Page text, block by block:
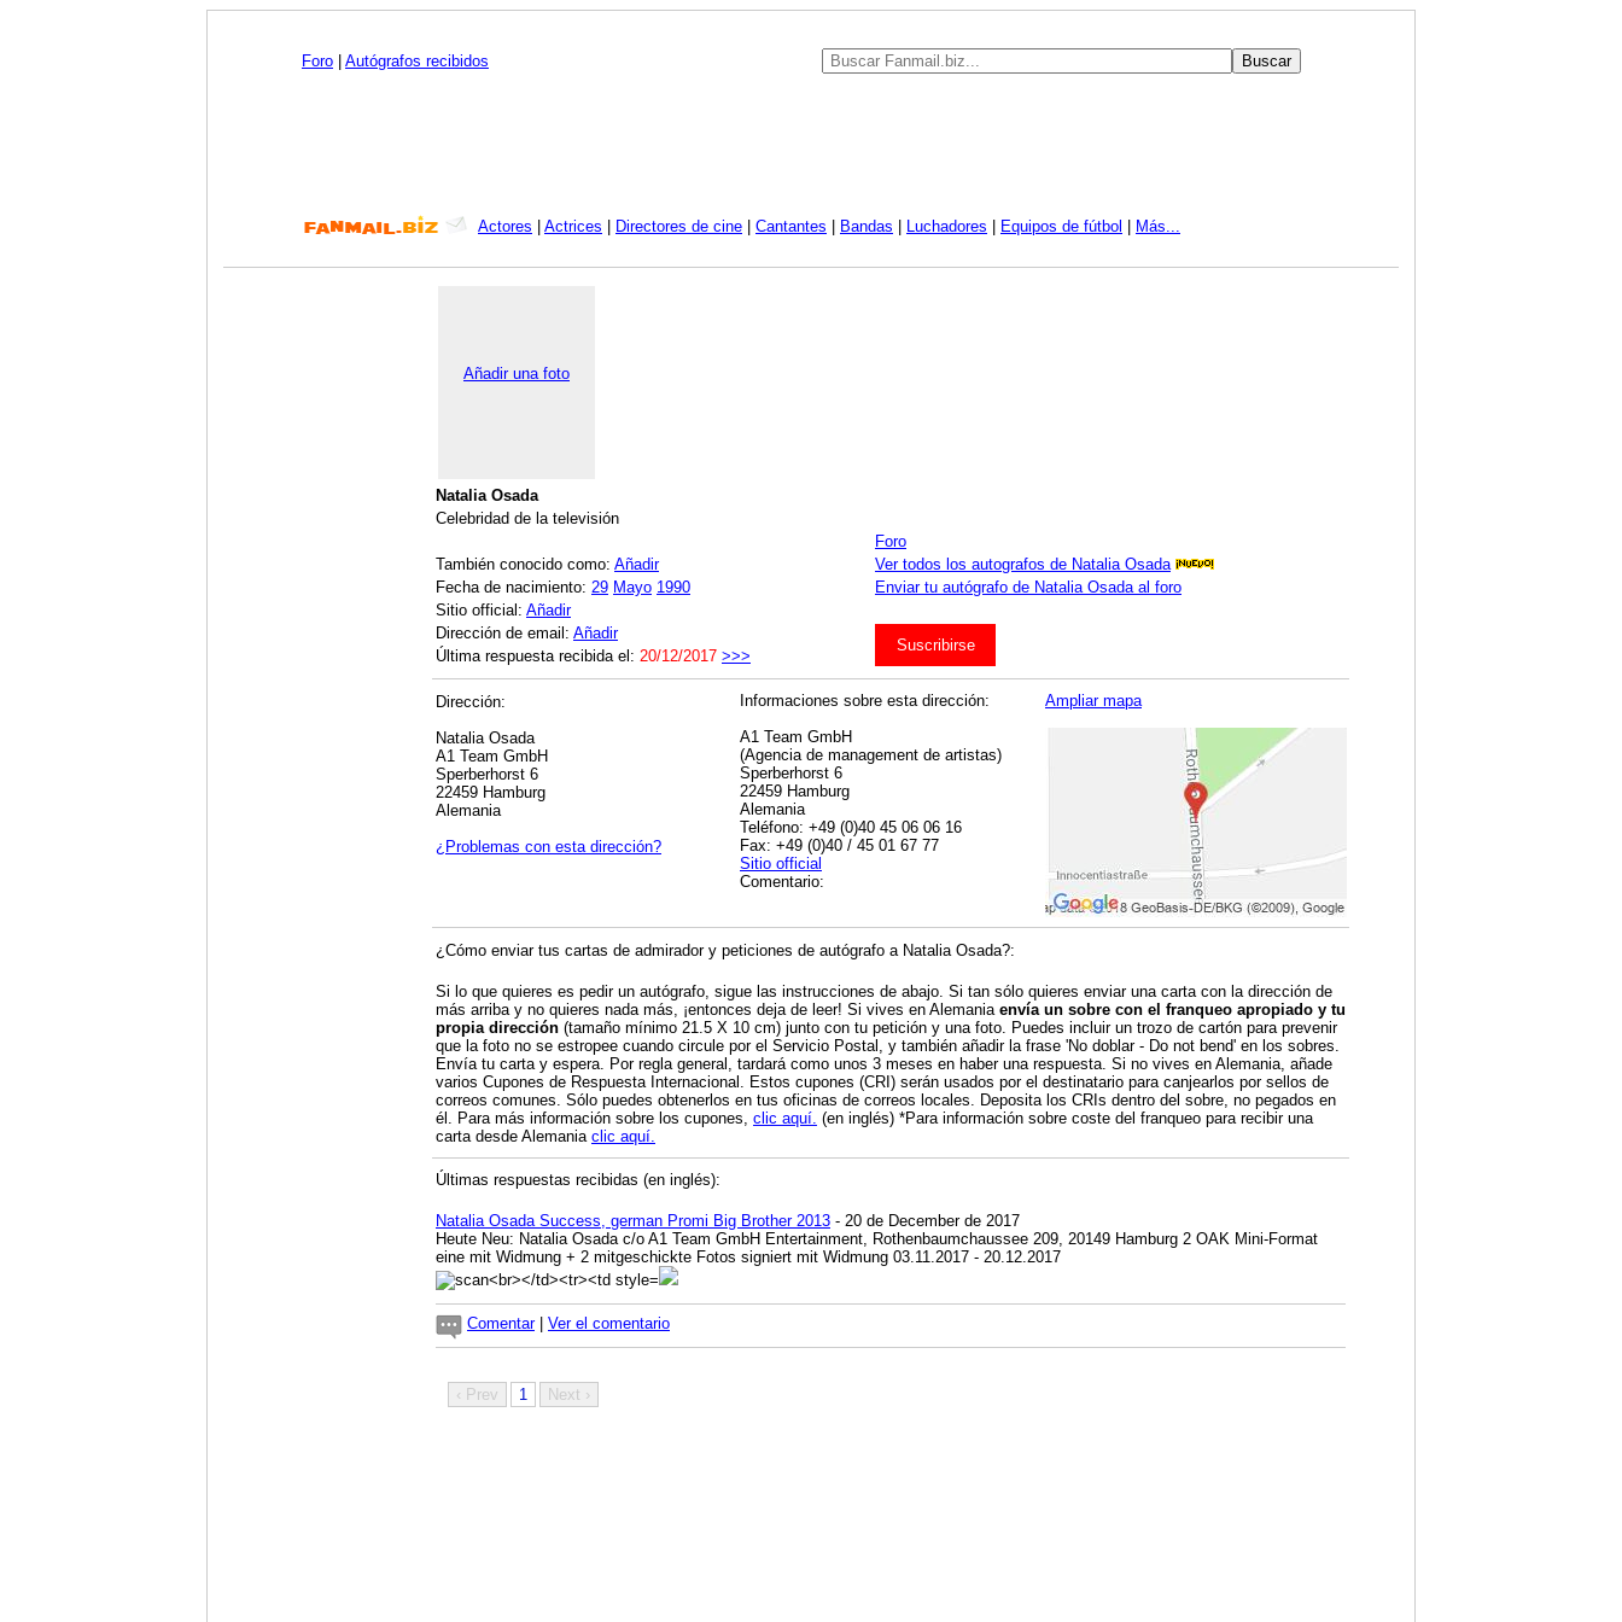
Foro Autógrafos recibidos
Actores Actrices Directores de cine Cantantes Bandas Luchadores Equipos de fútbol Más...
Añadir una foto
Natalia Osada
Celebridad de la televisión
Foro
También conocido como: Añadir
Ver todos los autografos de Natalia Osada
Fecha de nacimiento: 29 Mayo 1990
Enviar tu autógrafo de Natalia Osada al foro
Sitio official: Añadir
Dirección de email: Añadir
Suscribirse
Última respuesta recibida el: 20/12/2017 >>>
Dirección:
Natalia Osada
A1 Team GmbH
Sperberhorst 6
22459 Hamburg
Alemania
¿Problemas con esta dirección?
Informaciones sobre esta dirección:
A1 Team GmbH
(Agencia de management de artistas)
Sperberhorst 6
22459 Hamburg
Alemania
Teléfono: +49 (0)40 45 06 06 16
Fax: +49 (0)40 / 45 01 67 77
Sitio official
Comentario:
Ampliar mapa
¿Cómo enviar tus cartas de admirador y peticiones de autógrafo a Natalia Osada?:
Si lo que quieres es pedir un autógrafo, sigue las instrucciones de abajo. Si tan sólo quieres enviar una carta con la dirección de
más arriba y no quieres nada más, ¡entonces deja de leer! Si vives en Alemania envía un sobre con el franqueo apropiado y tu
propia dirección (tamaño mínimo 21.5 X 10 cm) junto con tu petición y una foto. Puedes incluir un trozo de cartón para prevenir
que la foto no se estropee cuando circule por el Servicio Postal, y también añadir la frase 'No doblar - Do not bend' en los sobres.
Envía tu carta y espera. Por regla general, tardará como unos 3 meses en haber una respuesta. Si no vives en Alemania, añade
varios Cupones de Respuesta Internacional. Estos cupones (CRI) serán usados por el destinatario para canjearlos por sellos de
correos comunes. Sólo puedes obtenerlos en tus oficinas de correos locales. Deposita los CRIs dentro del sobre, no pegados en
él. Para más información sobre los cupones, clic aquí. (en inglés) *Para información sobre coste del franqueo para recibir una
carta desde Alemania clic aquí.
Últimas respuestas recibidas (en inglés):
Natalia Osada Success, german Promi Big Brother 2013 - 20 de December de 2017
Heute Neu: Natalia Osada c/o A1 Team GmbH Entertainment, Rothenbaumchaussee 209, 20149 Hamburg 2 OAK Mini-Format
eine mit Widmung + 2 mitgeschickte Fotos signiert mit Widmung 03.11.2017 - 20.12.2017
Comentar| Ver el comentario
‹ Prev 1 Next ›